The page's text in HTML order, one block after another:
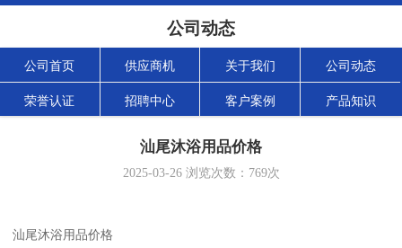
公司动态
公司首页 供应商机 关于我们 公司动态
荣誉认证 招聘中心 客户案例 产品知识
汕尾沐浴用品价格
2025-03-26浏览次数： 769次
汕尾沐浴用品价格